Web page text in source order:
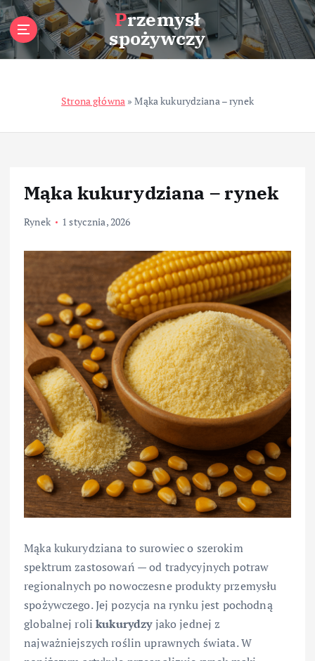
S
k
i
p
n
Przemysł
spożywczy
Strona główna »Mąka kukurydziana – rynek
Mąka kukurydziana – rynek
Rynek 1 stycznia, 2026
Mąka kukurydziana to surowiec o szerokim
spektrum zastosowań — od tradycyjnych potraw
regionalnych po nowoczesne produkty przemysłu
spożywczego. Jej pozycja na rynku jest pochodną
globalnej rolikukurydzyjako jednej z
najważniejszych roślin uprawnych świata. W